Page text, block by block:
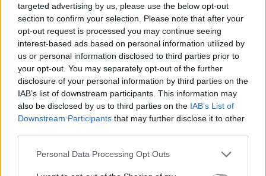
targeted advertising by us, please use the below opt-out
section to confirm your selection. Please note that after your
opt-out request is processed you may continue seeing
interest-based ads based on personal information utilized by
us or personal information disclosed to third parties prior to
your opt-out. You may separately opt-out of the further
disclosure of your personal information by third parties on the
IAB’s list of downstream participants. This information may
also be disclosed by us to third parties on the IAB’s List of
Downstream Participants that may further disclose it to other
Personal Data Processing Opt Outs